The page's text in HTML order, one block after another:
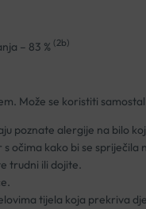
– 83 % (2b)
Može se koristiti
poznate alergije na bilo
očima kako bi se
trudni ili dojite.
tijela koja prekriva